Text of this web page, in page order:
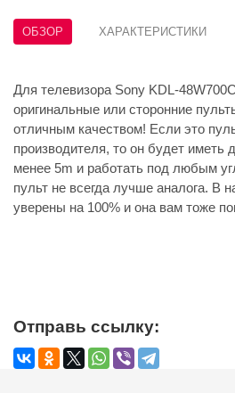
ОБЗОР ХАРАКТЕРИСТИКИ
Для телевизора Sony KDL-
оригинальные или сторонние
отличным качеством! Если это
производителя, то он будет иметь
менее 5m и работать под любым
пульт не всегда лучше аналога. В
уверены на 100% и она вам тоже
Отправь ссылку: